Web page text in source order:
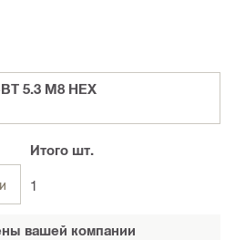
5.3 M8 HEX
Итого шт.
1
вашей компании